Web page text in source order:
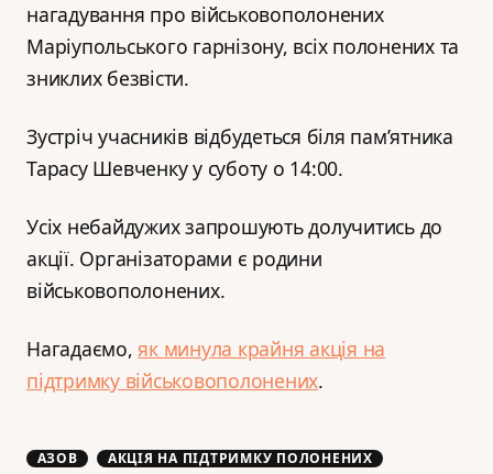
нагадування про військовополонених
Маріупольського гарнізону, всіх полонених та
зниклих безвісти.
Зустріч учасників відбудеться біля пам’ятника
Тарасу Шевченку у суботу о 14:00.
Усіх небайдужих запрошують долучитись до
акції. Організаторами є родини
військовополонених.
Нагадаємо,як минула крайня акція на
підтримку військовополонених.
АЗОВ
АКЦІЯ НА ПІДТРИМКУ ПОЛОНЕНИХ